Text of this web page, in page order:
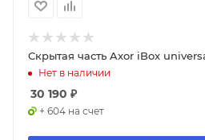
Скрытая часть Axor iBox
Нет в наличии
30 190 ₽
+ 604 на счет